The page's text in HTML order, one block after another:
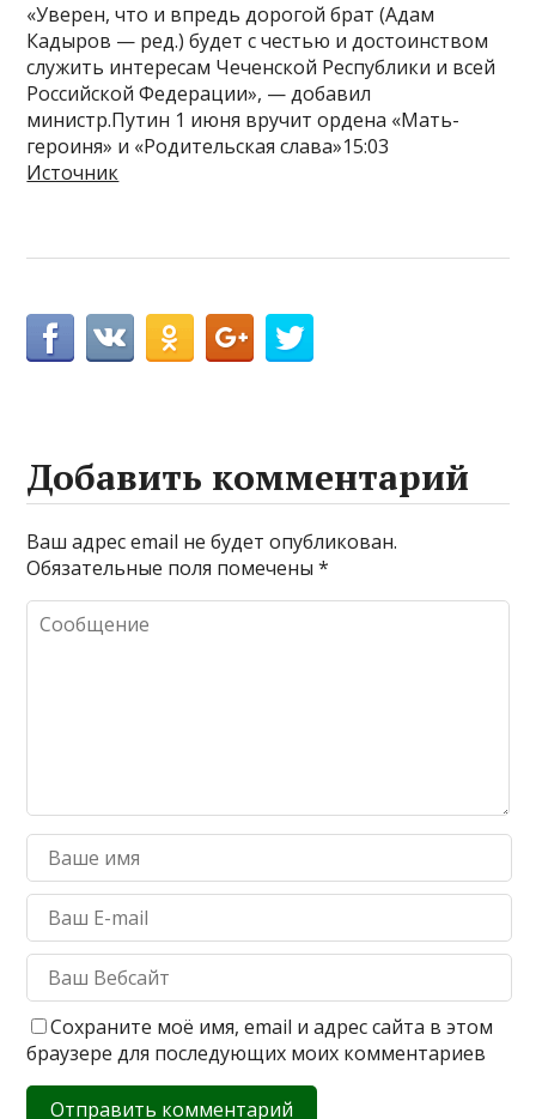
«Уверен, что и впредь дорогой брат (Адам
Кадыров — ред.) будет с честью и достоинством
служить интересам Чеченской Республики и всей
Российской Федерации», — добавил
министр.Путин 1 июня вручит ордена «Мать-
героиня» и «Родительская слава»15:03
Источник
Добавить комментарий
Ваш адрес email не будет опубликован.
Обязательные поля помечены*
Сохраните моё имя, email и адрес сайта в этом
браузере для последующих моих комментариев